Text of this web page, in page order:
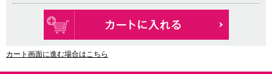
カート画面に進む場合はこちら